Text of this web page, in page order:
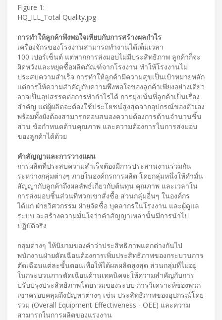
Figure 1:
HQ_ILL_Total Quality.jpg
การทำให้ลูกค้าพึงพอใจเทียบกับการสร้างผลกำไร
เครื่องจักรของโรงงานสามารถทำงานได้เต็มเวลา
100 เปอร์เซ็นต์ แต่หากการส่งมอบไม่มีประสิทธิภาพ ลูกค้าก็จะ
ผิดหวังและหยุดซื้อผลิตภัณฑ์จากโรงงาน ทำให้โรงงานไม่
ประสบความสำเร็จ การทำให้ลูกค้ามีความสุขเป็นเป้าหมายหลัก
แต่การให้ความสำคัญกับความพึงพอใจของลูกค้าเพียงอย่างเดียว
อาจเป็นอุปสรรคต่อการทำกำไรได้ การมุ่งเน้นที่ลูกค้าเป็นเรื่อง
สำคัญ แต่ผู้ผลิตจะต้องใช้ประโยชน์สูงสุดจากอุปกรณ์ของตัวเอง
พร้อมทั้งยังต้องสามารถตอบสนองความต้องการด้านจำนวนชิ้น
ส่วน ข้อกำหนดด้านคุณภาพ และความต้องการในการส่งมอบ
ของลูกค้าได้ด้วย
คำสัญญาและการวางแผน
การผลิตที่ประสบความสำเร็จต้องมีการประสานงานร่วมกัน
ระหว่างกลุ่มต่างๆ ภายในองค์กรการผลิต โดยกลุ่มหนึ่งให้คำมั่น
สัญญากับลูกค้าถึงผลลัพธ์เกี่ยวกับต้นทุน คุณภาพ และเวลาใน
การส่งมอบชิ้นส่วนที่พวกเขาสั่งซื้อ ส่วนกลุ่มอื่นๆ ในองค์กร
ได้แก่ ฝ่ายวิศวกรรม ฝ่ายจัดซื้อ บุคลากรในโรงงาน และผู้ดูแล
ระบบ จะสร้างความมั่นใจว่าคำสัญญาเหล่านั้นมีการนำไป
ปฏิบัติจริง
กลุ่มต่างๆ ให้นิยามของคำว่าประสิทธิภาพแตกต่างกันไป
พนักงานฝ่ายตัดเฉือนต้องการเพิ่มประสิทธิภาพของกระบวนการ
ตัดเฉือนแต่ละขั้นตอนเพื่อให้ได้ผลผลิตสูงสุด ส่วนกลุ่มที่ไม่อยู่
ในกระบวนการตัดเฉือนด้านเทคนิคจะให้ความสำคัญกับการ
ปรับปรุงประสิทธิภาพโดยรวมของระบบ การวิเคราะห์ของพวก
เขาครอบคลุมถึงปัญหาต่างๆ เช่น ประสิทธิภาพของอุปกรณ์โดย
รวม (Overall Equipment Effectiveness - OEE) และความ
สามารถในการผลิตของแรงงาน